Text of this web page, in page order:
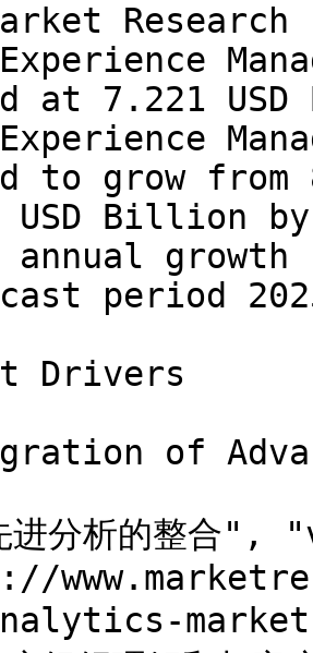
at 7.221
to grow from
USD Billion
annual
period
Drivers
of
分析的整合",
market-